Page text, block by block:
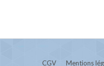
CGV Mentions